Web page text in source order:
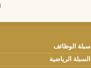
سبلة الوظائف
السبلة الرياضية